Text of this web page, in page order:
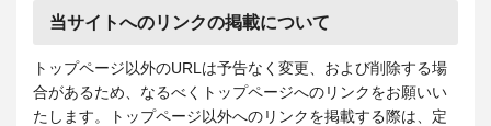
当サイトへのリンクの掲載について
トップページ以外のURLは予告なく変更、および削除する場
合があるため、なるべくトップページへのリンクをお願いい
たします。トップページ以外へのリンクを掲載する際は、定